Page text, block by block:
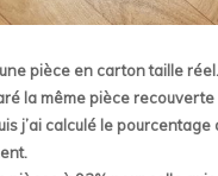
pièce en carton taille
la même pièce recouverte
j’ai calculé le pourcentage